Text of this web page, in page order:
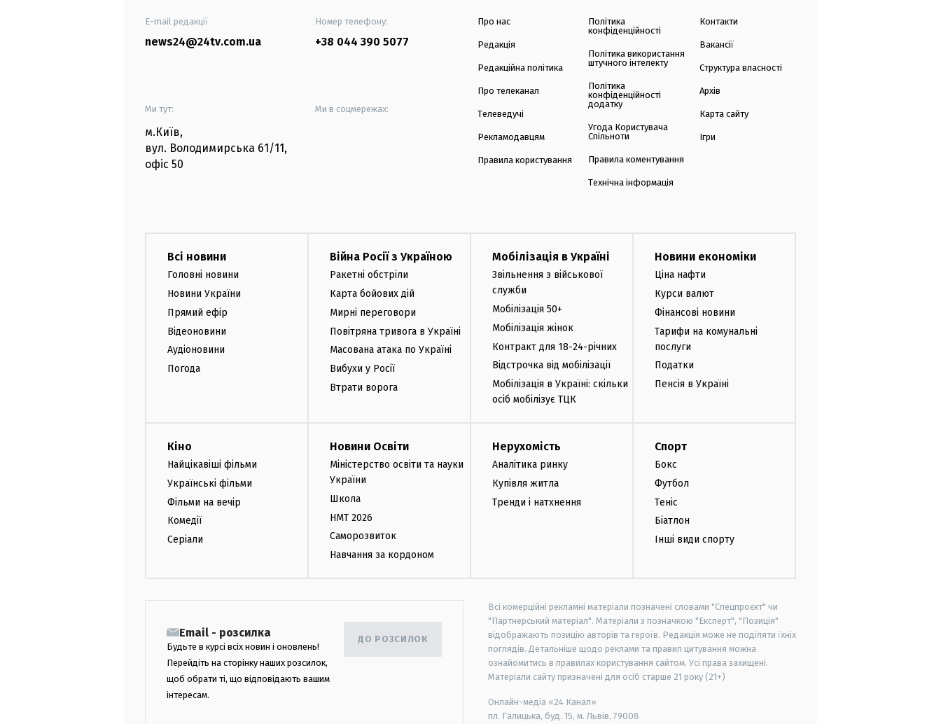
E-mail редакції
news24@24tv.com.ua
Номер телефону:
+38 044 390 5077
Ми тут:
м.Київ,
вул. Володимирська 61/11,
офіс 50
Ми в соцмережах:
Про нас
Редакція
Редакційна політика
Про телеканал
Телеведучі
Рекламодавцям
Правила користування
Політика
конфіденційності
Політика використання
штучного інтелекту
Політика
конфіденційності
додатку
Угода Користувача
Спільноти
Правила коментування
Технічна інформація
Контакти
Вакансії
Структура власності
Архів
Карта сайту
Ігри
Всі новини
Головні новини
Новини України
Прямий ефір
Відеоновини
Аудіоновини
Погода
Війна Росії з Україною
Ракетні обстріли
Карта бойових дій
Мирні переговори
Повітряна тривога в Україні
Масована атака по Україні
Вибухи у Росії
Втрати ворога
Мобілізація в Україні
Звільнення з військової
служби
Мобілізація 50+
Мобілізація жінок
Контракт для 18-24-річних
Відстрочка від мобілізації
Мобілізація в Україні: скільки
осіб мобілізує ТЦК
Новини економіки
Ціна нафти
Курси валют
Фінансові новини
Тарифи на комунальні
послуги
Податки
Пенсія в Україні
Кіно
Найцікавіші фільми
Українські фільми
Фільми на вечір
Комедії
Серіали
Новини Освіти
Міністерство освіти та науки
України
Школа
НМТ 2026
Саморозвиток
Навчання за кордоном
Нерухомість
Аналітика ринку
Купівля житла
Тренди і натхнення
Спорт
Бокс
Футбол
Теніс
Біатлон
Інші види спорту
Email - розсилка
Будьте в курсі всіх новин і оновлень!
Перейдіть на сторінку наших розсилок,
щоб обрати ті, що відповідають вашим
інтересам.
ДО РОЗСИЛОК
Всі комерційні рекламні матеріали позначені словами "Спецпроєкт" чи
"Партнерський матеріал". Матеріали з позначкою "Експерт", "Позиція"
відображають позицію авторів та героїв. Редакція може не поділяти їхніх
поглядів. Детальніше щодо реклами та правил цитування можна
ознайомитись в правилах користування сайтом. Усі права захищені.
Матеріали сайту призначені для осіб старше 21 року (21+)
Онлайн-медіа «24 Канал»
пл. Галицька, буд. 15, м. Львів, 79008